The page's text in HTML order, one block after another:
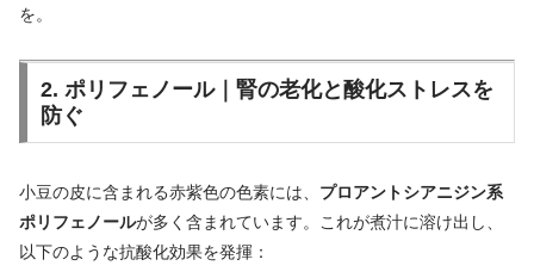
を。
2. ポリフェノール｜腎の老化と酸化ストレスを
防ぐ
小豆の皮に含まれる赤紫色の色素には、 プロアントシアニジン系
ポリフェノールが多く含まれています。これが煮汁に溶け出し、
以下のような抗酸化効果を発揮：